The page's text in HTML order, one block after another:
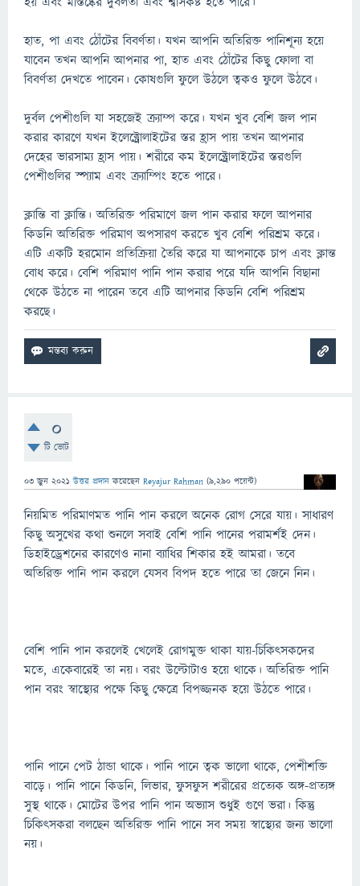
হাত, পা এবং ঠোঁটের বিবর্ণতা। যখন আপনি অতিরিক্ত পানিশূন্য হয়ে
যাবেন তখন আপনি আপনার পা, হাত এবং ঠোঁটের কিছু ফোলা বা
বিবর্ণতা দেখতে পাবেন। কোষগুলি ফুলে উঠলে ত্বকও ফুলে উঠবে।
দুর্বল পেশীগুলি যা সহজেই ক্র্যাম্প করে। যখন খুব বেশি জল পান
করার কারণে যখন ইলেক্ট্রোলাইটের স্তর হ্রাস পায় তখন আপনার
দেহের ভারসাম্য হ্রাস পায়। শরীরে কম ইলেক্ট্রোলাইটের স্তরগুলি
পেশীগুলির স্প্যাম এবং ক্র্যাম্পিং হতে পারে।
ক্লান্তি বা ক্লান্তি। অতিরিক্ত পরিমাণে জল পান করার ফলে আপনার
কিডনি অতিরিক্ত পরিমাণ অপসারণ করতে খুব বেশি পরিশ্রম করে।
এটি একটি হরমোন প্রতিক্রিয়া তৈরি করে যা আপনাকে চাপ এবং ক্লান্ত
বোধ করে। বেশি পরিমাণ পানি পান করার পরে যদি আপনি বিছানা
থেকে উঠতে না পারেন তবে এটি আপনার কিডনি বেশি পরিশ্রম
করছে।
0
টি ভোট
03 জুন 2021 উত্তর প্রদান করেছেন Reyajur Rahman (9,290 পয়েন্ট)
নিয়মিত পরিমাণমত পানি পান করলে অনেক রোগ সেরে যায়। সাধারণ
কিছু অসুখের কথা শুনলে সবাই বেশি পানি পানের পরামর্শই দেন।
ডিহাইড্রেশনের কারণেও নানা ব্যাধির শিকার হই আমরা। তবে
অতিরিক্ত পানি পান করলে যেসব বিপদ হতে পারে তা জেনে নিন।
বেশি পানি পান করলেই খেলেই রোগমুক্ত থাকা যায়-চিকিৎসকদের
মতে, একেবারেই তা নয়। বরং উল্টোটাও হয়ে থাকে। অতিরিক্ত পানি
পান বরং স্বাস্থ্যের পক্ষে কিছু ক্ষেত্রে বিপজ্জনক হয়ে উঠতে পারে।
পানি পানে পেট ঠান্ডা থাকে। পানি পানে ত্বক ভালো থাকে, পেশীশক্তি
বাড়ে। পানি পানে কিডনি, লিভার, ফুসফুস শরীরের প্রত্যেক অঙ্গ-প্রত্যঙ্গ
সুস্থ থাকে। মোটের উপর পানি পান অভ্যাস শুধুই গুণে ভরা। কিন্তু
চিকিৎসকরা বলছেন অতিরিক্ত পানি পানে সব সময় স্বাস্থ্যের জন্য ভালো
নয়।